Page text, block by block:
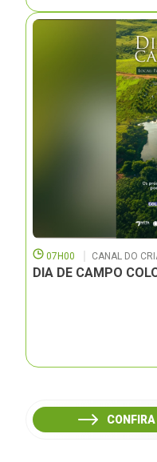
07H00 CANAL DO
DIA DE CAMPO